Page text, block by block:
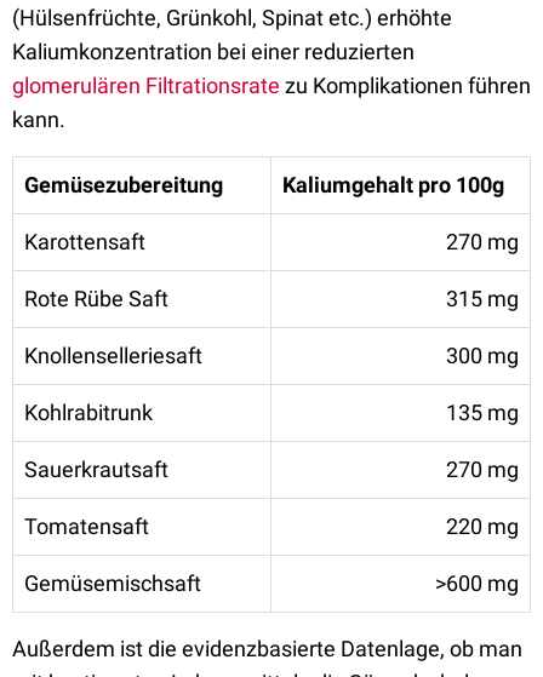
(Hülsenfrüchte, Grünkohl, Spinat etc.) erhöhte
Kaliumkonzentration bei einer reduzierten
glomerulären Filtrationsrate zu Komplikationen führen
kann.
Gemüsezubereitung Kaliumgehalt pro 100g
Karottensaft 270 mg
Rote Rübe Saft 315 mg
Knollenselleriesaft 300 mg
Kohlrabitrunk 135 mg
Sauerkrautsaft 270 mg
Tomatensaft 220 mg
Gemüsemischsaft >600 mg
Außerdem ist die evidenzbasierte Datenlage, ob man